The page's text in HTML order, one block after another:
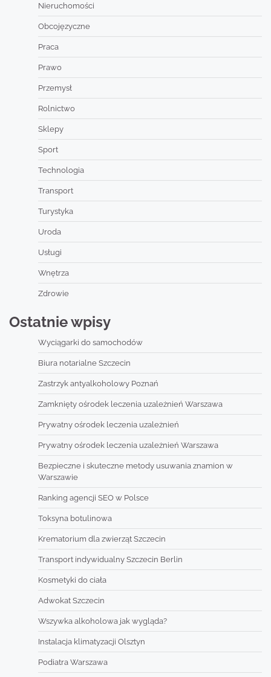
Nieruchomości
Obcojęzyczne
Praca
Prawo
Przemysł
Rolnictwo
Sklepy
Sport
Technologia
Transport
Turystyka
Uroda
Usługi
Wnętrza
Zdrowie
Ostatnie wpisy
Wyciągarki do samochodów
Biura notarialne Szczecin
Zastrzyk antyalkoholowy Poznań
Zamknięty ośrodek leczenia uzależnień Warszawa
Prywatny ośrodek leczenia uzależnień
Prywatny ośrodek leczenia uzależnień Warszawa
Bezpieczne i skuteczne metody usuwania znamion w
Warszawie
Ranking agencji SEO w Polsce
Toksyna botulinowa
Krematorium dla zwierząt Szczecin
Transport indywidualny Szczecin Berlin
Kosmetyki do ciała
Adwokat Szczecin
Wszywka alkoholowa jak wygląda?
Instalacja klimatyzacji Olsztyn
Podiatra Warszawa